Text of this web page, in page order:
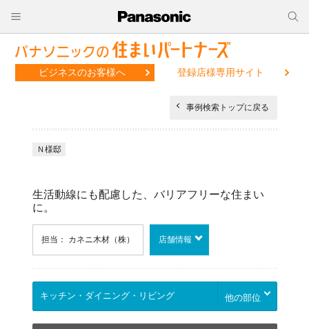
ビジネスのお客様へ 登録店様専用サイト
事例検索トップに戻る
Ｎ様邸
生活動線にも配慮した、バリアフリーな住まい
に。
担当： カネニ木材（株） 店舗情報
他の部位